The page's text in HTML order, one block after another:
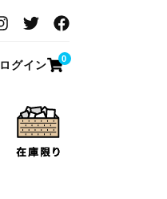
ログイン 0